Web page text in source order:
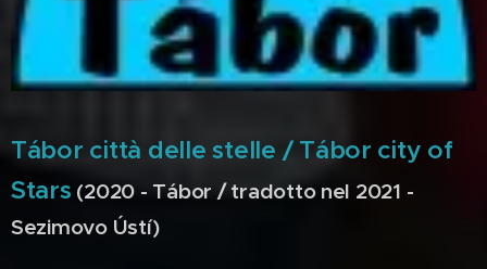
Tábor città delle stelle / Tábor city of
Stars (2020 - Tábor / tradotto nel 2021 -
Sezimovo Ústí)